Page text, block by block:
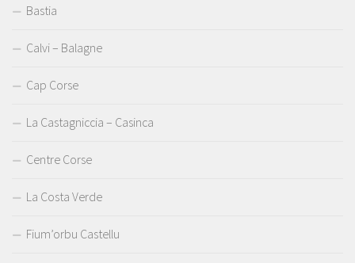
Bastia
Calvi – Balagne
Cap Corse
La Castagniccia – Casinca
Centre Corse
La Costa Verde
Fium’orbu Castellu